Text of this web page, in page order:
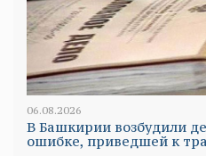
06.08.2026
В Башкирии возбудили
ошибке, приведшей к